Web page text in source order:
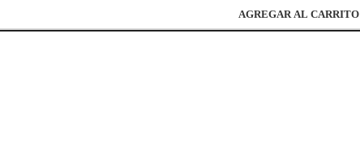
AGREGAR AL CARRITO